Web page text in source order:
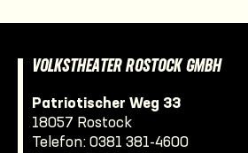
VOLKSTHEATER ROSTOCK GMBH
Patriotischer Weg 33
18057 Rostock
Telefon: 0381 381-4600